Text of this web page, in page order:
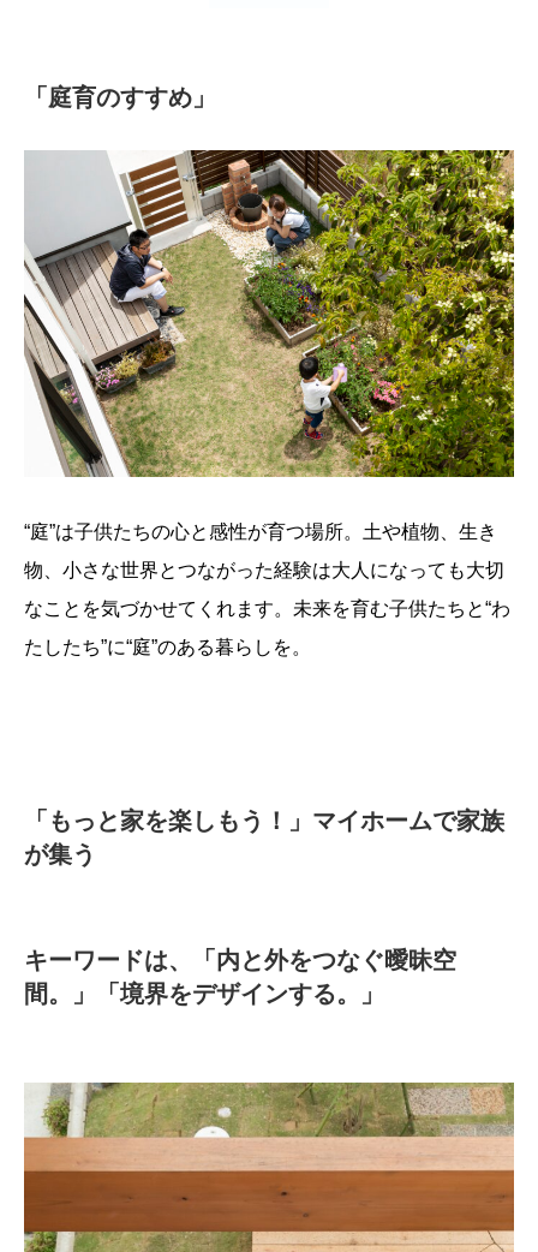
「庭育のすすめ」
“庭”は子供たちの心と感性が育つ場所。土や植物、生き
物、小さな世界とつながった経験は大人になっても大切
なことを気づかせてくれます。未来を育む子供たちと“わ
たしたち”に“庭”のある暮らしを。
「もっと家を楽しもう！」マイホームで家族
が集う
キーワードは、「内と外をつなぐ曖昧空
間。」「境界をデザインする。」